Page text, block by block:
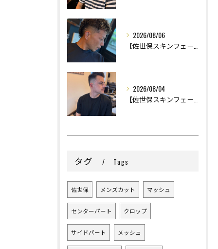
2026/08/06
2026/08/04
タグ Tags
佐世保 メンズカット マッシュ
センターパート クロップ
サイドパート メッシュ